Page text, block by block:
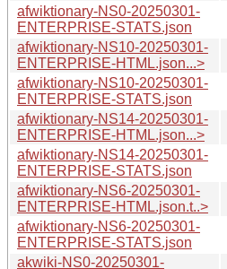
afwiktionary-NS0-20250301-
ENTERPRISE-STATS.json
afwiktionary-NS10-20250301-
ENTERPRISE-HTML.json...>
afwiktionary-NS10-20250301-
ENTERPRISE-STATS.json
afwiktionary-NS14-20250301-
ENTERPRISE-HTML.json...>
afwiktionary-NS14-20250301-
ENTERPRISE-STATS.json
afwiktionary-NS6-20250301-
ENTERPRISE-HTML.json.t..>
afwiktionary-NS6-20250301-
ENTERPRISE-STATS.json
akwiki-NS0-20250301-